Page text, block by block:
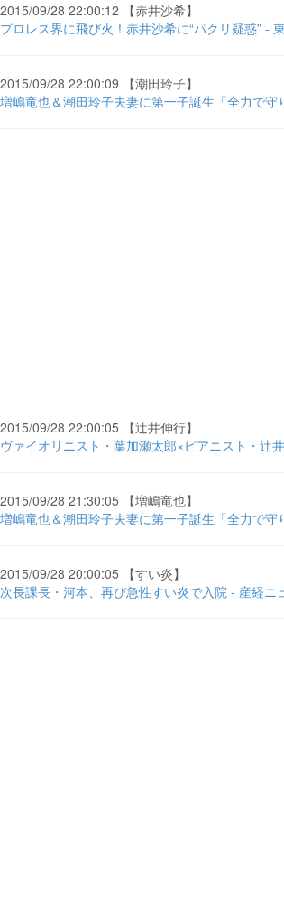
2015/09/28 22:00:12 【赤井沙希】
プロレス界に飛び火！赤井沙希に“パクリ疑惑” -
2015/09/28 22:00:09 【潮田玲子】
増嶋竜也＆潮田玲子夫妻に第一子誕生「全力で
2015/09/28 22:00:05 【辻井伸行】
ヴァイオリニスト・葉加瀬太郎×ピアニスト・辻
2015/09/28 21:30:05 【増嶋竜也】
増嶋竜也＆潮田玲子夫妻に第一子誕生「全力で
2015/09/28 20:00:05 【すい炎】
次長課長・河本、再び急性すい炎で入院 - 産経ニ